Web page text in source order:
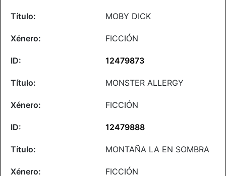
MOBY DICK
FICCIÓN
12479873
MONSTER ALLERGY
FICCIÓN
12479888
MONTAÑA LA EN SOMBRA
FICCIÓN